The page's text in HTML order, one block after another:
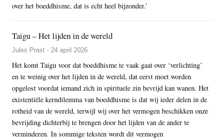
over het boeddhisme, dat is echt heel bijzonder.’
Taigu – Het lijden in de wereld
Jules Prast - 24 april 2026
Het komt Taigu voor dat boeddhisme te vaak gaat over ‘verlichting’
en te weinig over het lijden in de wereld, dat eerst moet worden
opgelost voordat iemand zich in spirituele zin bevrijd kan wanen. Het
existentiële kerndilemma van boeddhisme is dat wij ieder delen in de
rotheid van de wereld, terwijl wij over het vermogen beschikken onze
bevrijding dichterbij te brengen door het lijden van de ander te
verminderen. In sommige teksten wordt dit vermogen